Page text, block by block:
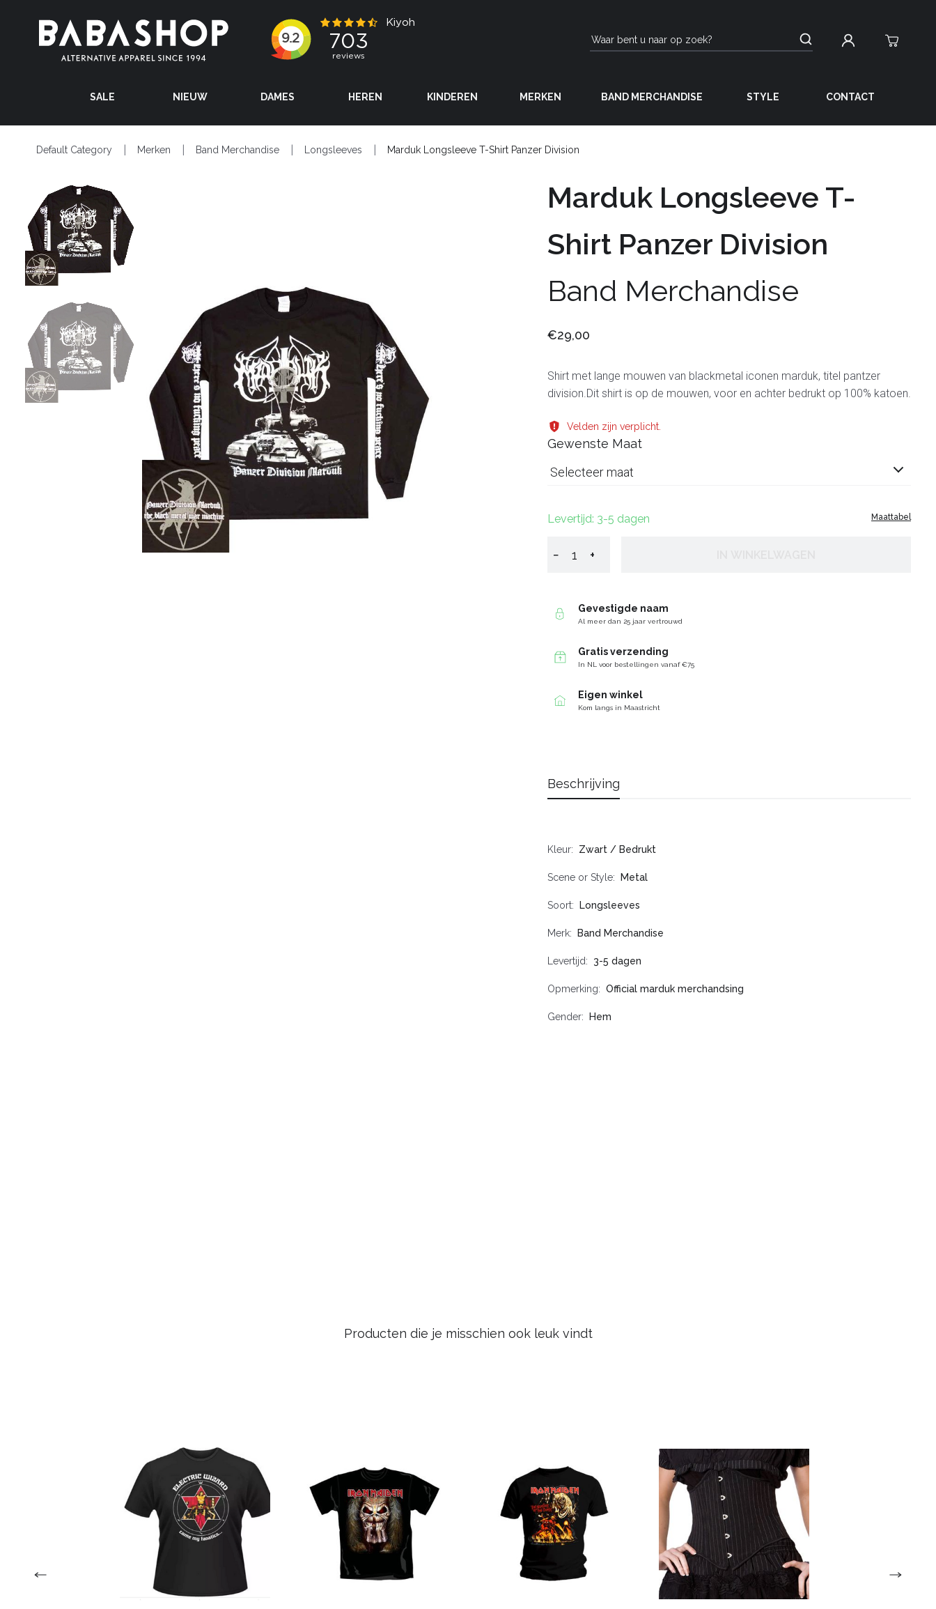
SALE NIEUW DAMES HEREN KINDEREN MERKEN BAND MERCHANDISE STYLE CONTACT
Default Category Merken Band Merchandise Longsleeves Marduk Longsleeve T-Shirt Panzer Division
Marduk Longsleeve T-
Shirt Panzer Division
Band Merchandise
€29,00
Shirt met lange mouwen van blackmetal iconen marduk, titel pantzer
division.Dit shirt is op de mouwen, voor en achter bedrukt op 100% katoen.
Velden zijn verplicht.
Gewenste Maat
Selecteer maat
Maattabel
Levertijd: 3-5 dagen
− +
Gevestigde naam
Al meer dan 25 jaar vertrouwd
Gratis verzending
In NL voor bestellingen vanaf €75
Eigen winkel
Kom langs in Maastricht
Beschrijving
Kleur Zwart / Bedrukt
Scene or Style Metal
Soort Longsleeves
Merk Band Merchandise
Levertijd 3-5 dagen
Opmerking Official marduk merchandsing
Gender Hem
Producten die je misschien ook leuk vindt